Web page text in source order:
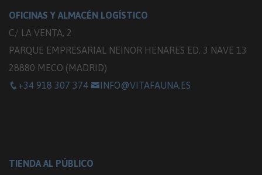
OFICINAS Y ALMACÉN LOGÍSTICO
C/ LA VENTA, 2
PARQUE EMPRESARIAL NEINOR HENARES ED. 3 NAVE 13
28880 MECO (MADRID)
+34 918 307 374
INFO@VITAFAUNA.ES
TIENDA AL PÚBLICO